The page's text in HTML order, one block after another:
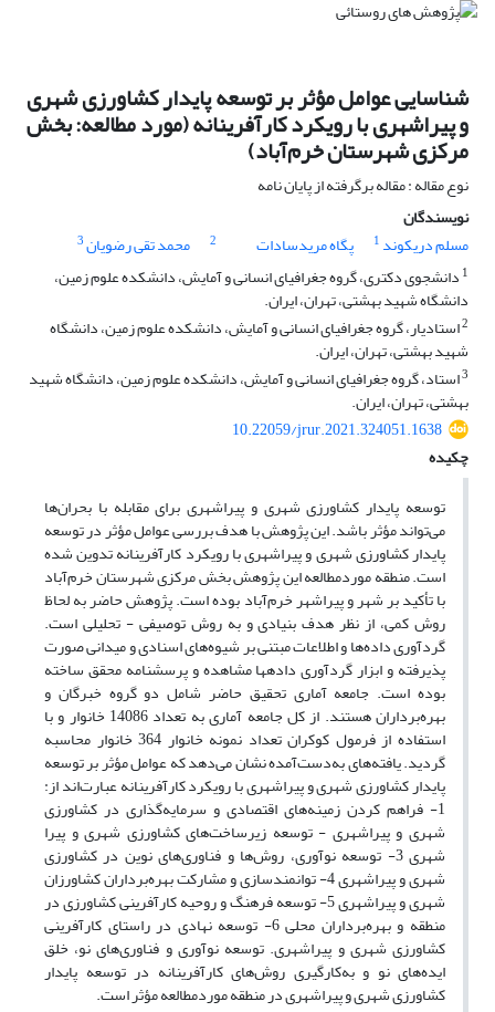
شناسایی عوامل مؤثر بر توسعه پایدار کشاورزی شهری
و پیراشهری با رویکرد کارآفرینانه (مورد مطالعه: بخش
مرکزی شهرستان خرم‌آباد)
نوع مقاله : مقاله برگرفته از پایان نامه
نویسندگان
مسلم دریکوند 1 پگاه مریدسادات 2 محمد تقی رضویان3
1 دانشجوی دکتری، گروه جغرافیای انسانی و آمایش، دانشکده علوم زمین،
دانشگاه شهید بهشتی، تهران، ایران.
2استادیار، گروه جغرافیای انسانی و آمایش، دانشکده علوم زمین، دانشگاه
شهید بهشتی، تهران، ایران.
3استاد، گروه جغرافیای انسانی و آمایش، دانشکده علوم زمین، دانشگاه شهید
بهشتی، تهران، ایران.
10.22059/jrur.2021.324051.1638
چکیده
توسعه پایدار کشاورزی شهری و پیراشهری برای مقابله با بحران‌ها
می‌تواند مؤثر باشد. این پژوهش با هدف بررسی عوامل مؤثر در توسعه
پایدار کشاورزی شهری و پیراشهری با رویکرد کارآفرینانه تدوین شده
است. منطقه موردمطالعه این پژوهش بخش مرکزی شهرستان خرم‌آباد
با تأکید بر شهر و پیراشهر خرم‌آباد بوده است. پژوهش حاضر به لحاظ
روش کمی، از نظر هدف بنیادی و به روش توصیفی - تحلیلی است.
گردآوری داده‌ها و اطلاعات مبتنی بر شیوه‌های اسنادی و میدانی صورت
پذیرفته و ابزار گردآوری داده‎ها مشاهده و پرسشنامه محقق ساخته
بوده است. جامعه آماری تحقیق حاضر شامل دو گروه خبرگان و
بهره‌برداران هستند. از کل جامعه آماری به تعداد 14086 خانوار و با
استفاده از فرمول کوکران تعداد نمونه خانوار 364 خانوار محاسبه
گردید. یافته‌های به‌دست‌آمده نشان می‌دهد که عوامل مؤثر بر توسعه
پایدار کشاورزی شهری و پیراشهری با رویکرد کارآفرینانه عبارت‌اند از:
1- فراهم کردن زمینه‌های اقتصادی و سرمایه‌گذاری در کشاورزی
شهری و پیراشهری - توسعه زیرساخت‌های کشاورزی شهری و پیرا
شهری 3- توسعه نوآوری، روش‌ها و فناوری‌های نوین در کشاورزی
شهری و پیراشهری 4- توانمند‌سازی و مشارکت بهره‌برداران کشاورزان
شهری و پیراشهری 5- توسعه فرهنگ و روحیه کارآفرینی کشاورزی در
منطقه و بهره‌برداران محلی 6- توسعه نهادی در راستای کارآفرینی
کشاورزی شهری و پیراشهری. توسعه نوآوری و فناوری‌های نو، خلق
ایده‌های نو و به‌کارگیری روش‌های کارآفرینانه در توسعه پایدار
کشاورزی شهری و پیراشهری در منطقه موردمطالعه مؤثر است.